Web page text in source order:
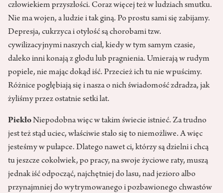
człowiekiem przyszłości. Coraz więcej też w ludziach smutku.
Nie ma wojen, a ludzie i tak giną. Po prostu sami się zabijamy.
Depresja, cukrzyca i otyłość są chorobami tzw.
cywilizacyjnymi naszych ciał, kiedy w tym samym czasie,
daleko inni konają z głodu lub pragnienia. Umierają w rudym
popiele, nie mając dokąd iść. Przecież ich tu nie wpuścimy.
Różnice pogłębiają się i nasza o nich świadomość zdradza, jak
żyliśmy przez ostatnie setki lat.
PiekłoNiepodobna więc w takim świecie istnieć. Za trudno
jest też stąd uciec, właściwie stało się to niemożliwe. A więc
jesteśmy w pułapce. Dlatego nawet ci, którzy są dzielni i chcą
tu jeszcze cokolwiek, po pracy, na swoje życiowe raty, muszą
jednak iść odpocząć, najchętniej do lasu, nad jezioro albo
przynajmniej do wytrymowanego i pozbawionego chwastów